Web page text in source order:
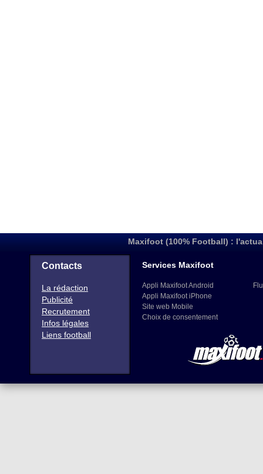
Maxifoot (100% Football) :
Contacts
La rédaction
Publicité
Recrutement
Infos légales
Liens football
Services Maxifoot
Appli Maxifoot Android
Appli Maxifoot iPhone
Site web Mobile
Choix de consentement